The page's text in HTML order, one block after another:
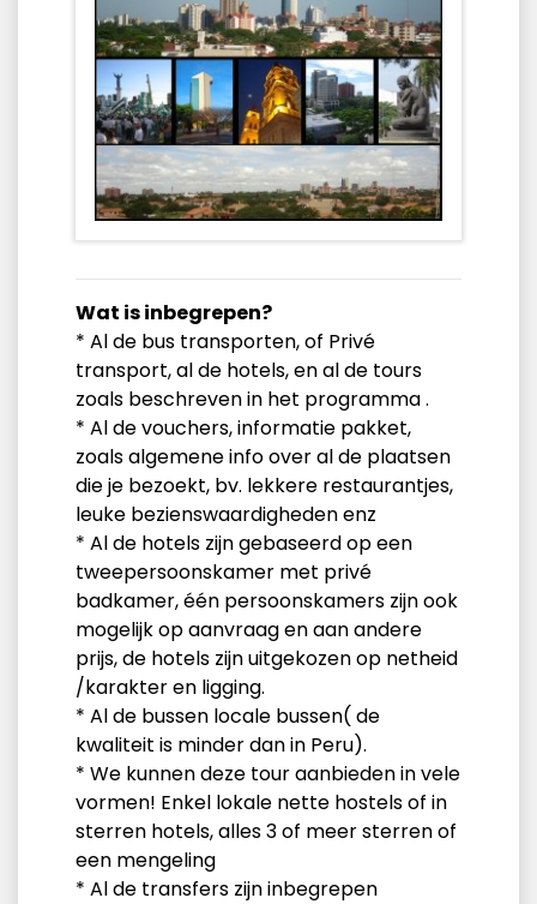
Wat is inbegrepen?
* Al de bus transporten, of Privé
transport, al de hotels, en al de tours
zoals beschreven in het programma .
* Al de vouchers, informatie pakket,
zoals algemene info over al de plaatsen
die je bezoekt, bv. lekkere restaurantjes,
leuke bezienswaardigheden enz
* Al de hotels zijn gebaseerd op een
tweepersoonskamer met privé
badkamer, één persoonskamers zijn ook
mogelijk op aanvraag en aan andere
prijs, de hotels zijn uitgekozen op netheid
/karakter en ligging.
* Al de bussen locale bussen( de
kwaliteit is minder dan in Peru).
* We kunnen deze tour aanbieden in vele
vormen! Enkel lokale nette hostels of in
sterren hotels, alles 3 of meer sterren of
een mengeling
* Al de transfers zijn inbegrepen